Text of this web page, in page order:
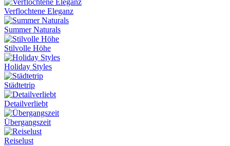
Verflochtene Eleganz
Summer Naturals
Stilvolle Höhe
Holiday Styles
Städtetrip
Detailverliebt
Übergangszeit
Reiselust